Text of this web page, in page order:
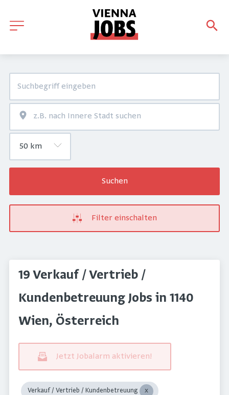
Suchen
Filter einschalten
19 Verkauf / Vertrieb /
Kundenbetreuung Jobs in 1140
Wien, Österreich
Jetzt Jobalarm aktivieren!
Verkauf / Vertrieb / Kundenbetreuung